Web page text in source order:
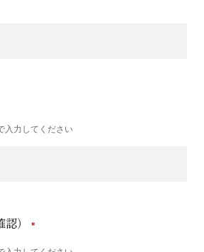
入力してください
）